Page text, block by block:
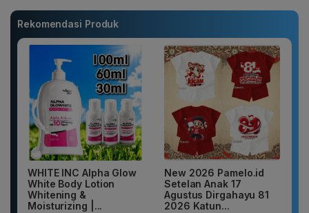
Rekomendasi Produk
WHITE INC Alpha Glow
White Body Lotion
Whitening &
Moisturizing |...
New 2026 Pamelo.id
Setelan Anak 17
Agustus Dirgahayu 81
2026 Katun...